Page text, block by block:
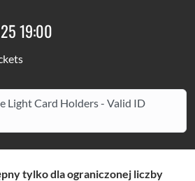
19:00
Light Card Holders - Valid ID
tylko dla ograniczonej liczby